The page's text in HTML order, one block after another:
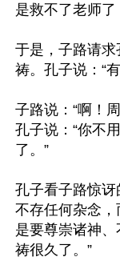
是救不了老师了
于是，子路请
祷。孔子说：“
子路说：“啊！
孔子说：“你不
了。”
孔子看子路惊讶
不存任何杂念
是要尊崇诸神
祷很久了。”